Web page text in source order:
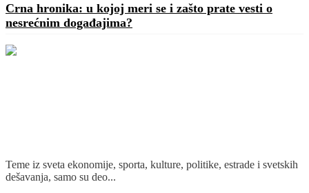
Crna hronika: u kojoj meri se i zašto prate vesti o
nesrećnim događajima?
Teme iz sveta ekonomije, sporta, kulture, politike, estrade i svetskih
dešavanja, samo su deo...